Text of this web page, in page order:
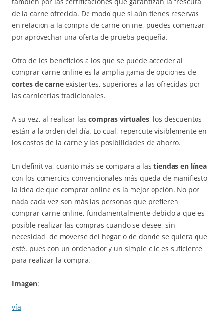
de la carne ofrecida. De modo que si aún tienes reservas
en relación a la compra de carne online, puedes comenzar
por aprovechar una oferta de prueba pequeña.
Otro de los beneficios a los que se puede acceder al
comprar carne online es la amplia gama de opciones de
cortes de carne existentes, superiores a las ofrecidas por
las carnicerías tradicionales.
A su vez, al realizar las compras virtuales, los descuentos
están a la orden del día. Lo cual, repercute visiblemente en
los costos de la carne y las posibilidades de ahorro.
En definitiva, cuanto más se compara a las tiendas en línea
con los comercios convencionales más queda de manifiesto
la idea de que comprar online es la mejor opción. No por
nada cada vez son más las personas que prefieren
comprar carne online, fundamentalmente debido a que es
posible realizar las compras cuando se desee, sin
necesidad de moverse del hogar o de donde se quiera que
esté, pues con un ordenador y un simple clic es suficiente
para realizar la compra.
Imagen:
vía